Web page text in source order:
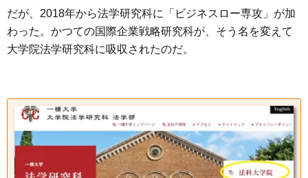
だが、2018年から法学研究科に「ビジネスロー専攻」が加
わった。かつての国際企業戦略研究科が、そう名を変えて
大学院法学研究科に吸収されたのだ。